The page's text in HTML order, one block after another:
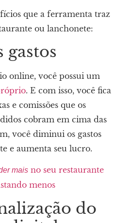
que a ferramenta traz
ou lanchonete:
gastos
online, você possui um
. E com isso, você fica
e comissões que os
cobram em cima das
você diminui os gastos
e aumenta seu lucro.
mais no seu restaurante
menos
do